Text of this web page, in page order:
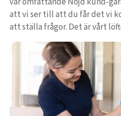
att vi ser till att du får det vi
att ställa frågor. Det är vårt